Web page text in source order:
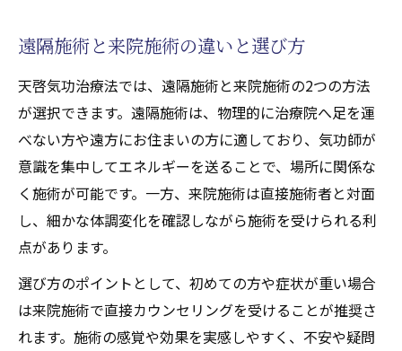
遠隔施術と来院施術の違いと選び方
天啓気功治療法では、遠隔施術と来院施術の2つの方法
が選択できます。遠隔施術は、物理的に治療院へ足を運
べない方や遠方にお住まいの方に適しており、気功師が
意識を集中してエネルギーを送ることで、場所に関係な
く施術が可能です。一方、来院施術は直接施術者と対面
し、細かな体調変化を確認しながら施術を受けられる利
点があります。
選び方のポイントとして、初めての方や症状が重い場合
は来院施術で直接カウンセリングを受けることが推奨さ
れます。施術の感覚や効果を実感しやすく、不安や疑問